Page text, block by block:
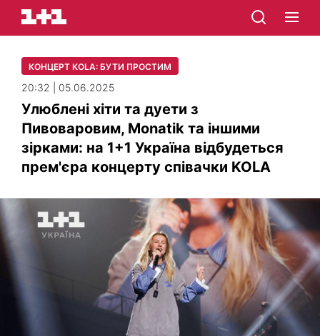
КОНЦЕРТ КOLA: БУТИ ПРОСТИМ
20:32 | 05.06.2025
Улюблені хіти та дуети з
Пивоваровим, Monatik та іншими
зірками: на 1+1 Україна відбудеться
прем'єра концерту співачки KOLA